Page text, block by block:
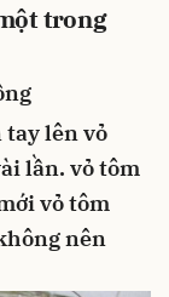
trong
tay lên vỏ
lần. vỏ tôm
vỏ tôm
nên